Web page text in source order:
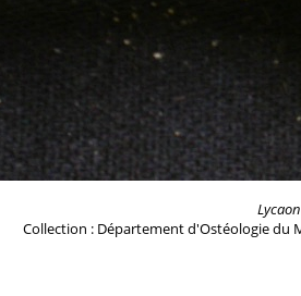
Collection : Département d'Ostéologie du